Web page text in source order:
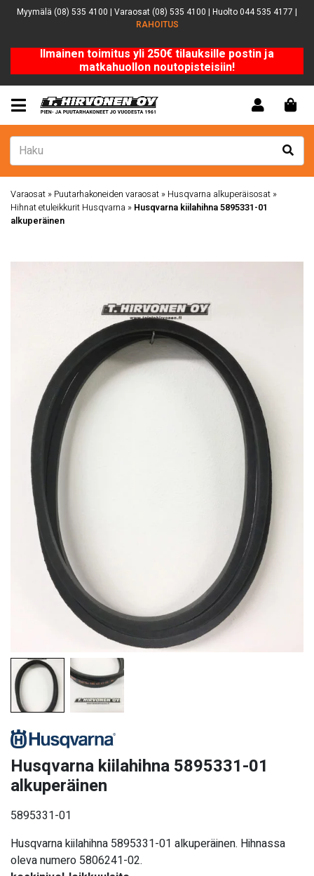
Myymälä (08) 535 4100 | Varaosat (08) 535 4100 | Huolto 044 535 4177 |
RAHOITUS
Ilmainen toimitus yli 250€ tilauksille postin ja
matkahuollon noutopisteisiin!
Varaosat » Puutarhakoneiden varaosat » Husqvarna alkuperäisosat »
Hihnat etuleikkurit Husqvarna » Husqvarna kiilahihna 5895331-01
alkuperäinen
Husqvarna kiilahihna 5895331-01
alkuperäinen
5895331-01
Husqvarna kiilahihna 5895331-01 alkuperäinen. Hihnassa
oleva numero 5806241-02.